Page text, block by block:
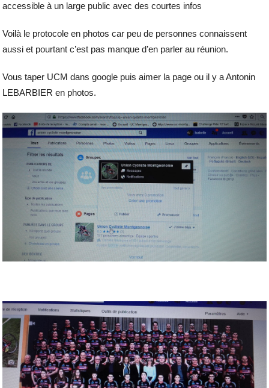
accessible à un large public avec des courtes infos
Voilà le protocole en photos car peu de personnes connaissent
aussi et pourtant c’est pas manque d’en parler au réunion.
Vous taper UCM dans google puis aimer la page ou il y a Antonin
LEBARBIER en photos.